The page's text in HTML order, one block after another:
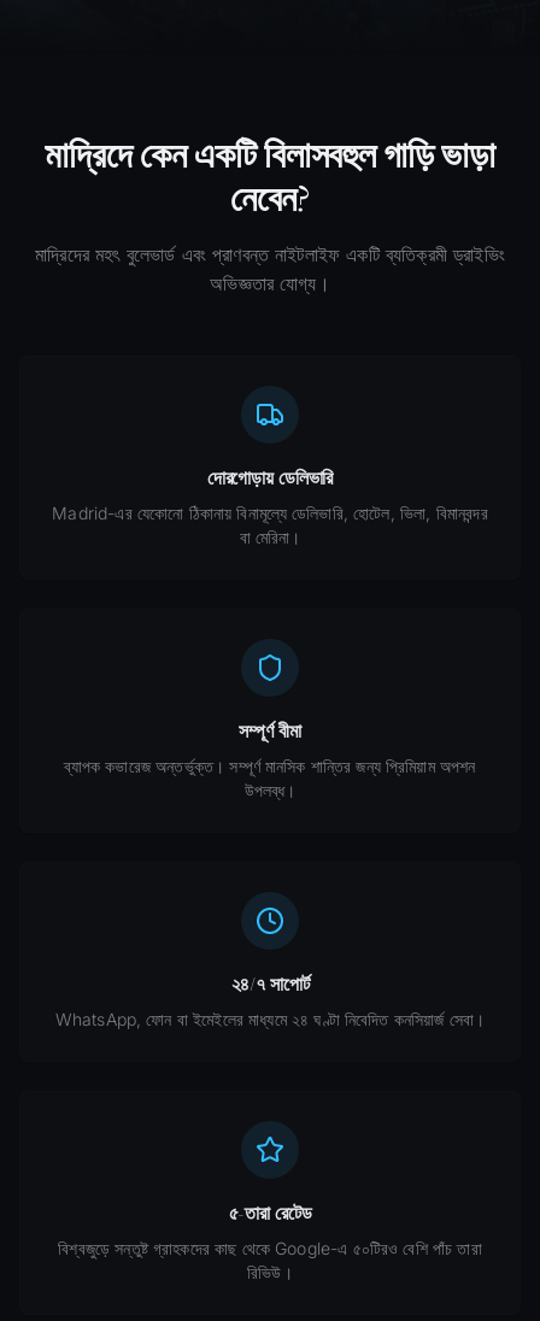
মাদ্রিদে কেন একটি বিলাসবহুল গাড়ি ভাড়া
নেবেন?
মাদ্রিদের মহৎ বুলেভার্ড এবং প্রাণবন্ত নাইটলাইফ একটি ব্যতিক্রমী ড্রাইভিং
অভিজ্ঞতার যোগ্য।
দোরগোড়ায় ডেলিভারি
Madrid-এর যেকোনো ঠিকানায় বিনামূল্যে ডেলিভারি, হোটেল, ভিলা, বিমানবন্দর
বা মেরিনা।
সম্পূর্ণ বীমা
ব্যাপক কভারেজ অন্তর্ভুক্ত। সম্পূর্ণ মানসিক শান্তির জন্য প্রিমিয়াম অপশন
উপলব্ধ।
২৪/৭ সাপোর্ট
WhatsApp, ফোন বা ইমেইলের মাধ্যমে ২৪ ঘণ্টা নিবেদিত কনসিয়ার্জ সেবা।
৫-তারা রেটেড
বিশ্বজুড়ে সন্তুষ্ট গ্রাহকদের কাছ থেকে Google-এ ৫০টিরও বেশি পাঁচ তারা
রিভিউ।